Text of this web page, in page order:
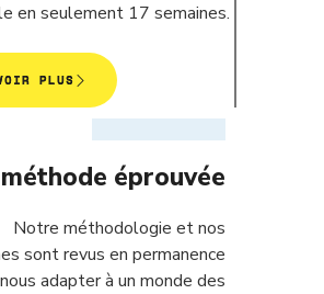
en seulement 17 semaines.
PLUS
éprouvée
Notre méthodologie et nos
sont revus en permanence
adapter à un monde des